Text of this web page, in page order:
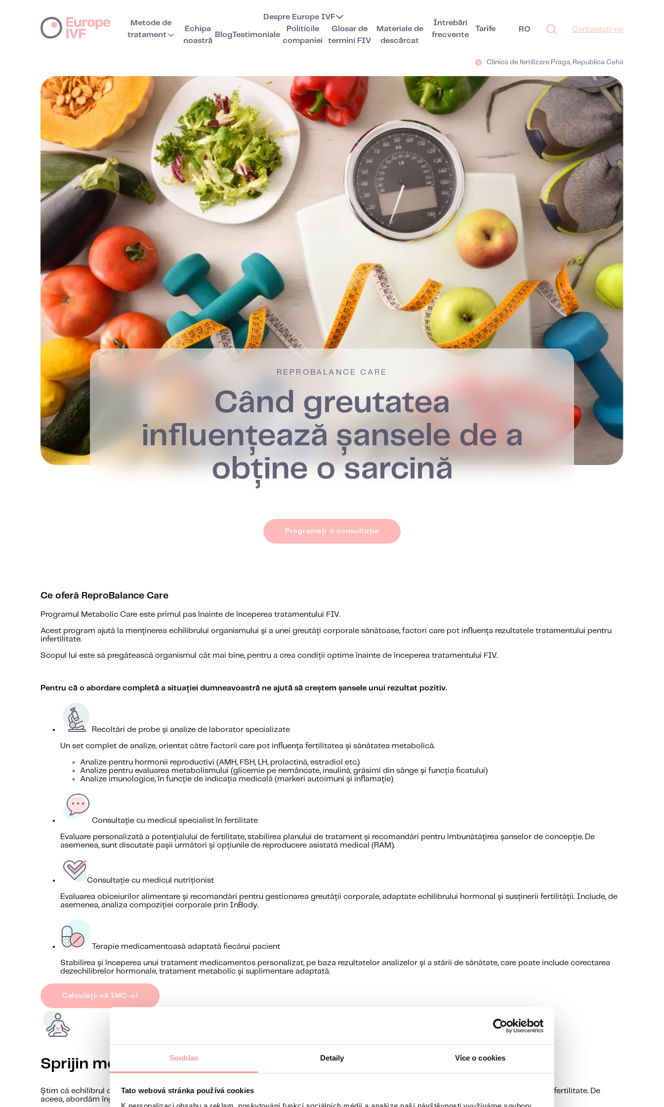
Souhlas Detaily Více o cookies
Tato webová stránka používá cookies
Metode de
tratament
Despre Europe IVF
Echipa
noastră
BlogTestimoniale
Politicile
companiei
Glosar de
termini FIV
Materiale de
descărcat
Întrebări
frecvente
Tarife RO Contactați-ne
Clinică de fertilizare Praga, Republica Cehă
REPROBALANCE CARE
Când greutatea
influențează șansele de a
obține o sarcină
Programați o consultație
Ce oferă ReproBalance Care
Programul Metabolic Care este primul pas înainte de începerea tratamentului FIV.
Acest program ajută la menținerea echilibrului organismului și a unei greutăți corporale sănătoase, factori care pot influența rezultatele tratamentului pentru
infertilitate.
Scopul lui este să pregătească organismul cât mai bine, pentru a crea condiții optime înainte de începerea tratamentului FIV.
Pentru că o abordare completă a situației dumneavoastră ne ajută să creștem șansele unui rezultat pozitiv.
Recoltări de probe și analize de laborator specializate
Un set complet de analize, orientat către factorii care pot influența fertilitatea și sănătatea metabolică.
Analize pentru hormonii reproductivi (AMH, FSH, LH, prolactină, estradiol etc.)
Analize pentru evaluarea metabolismului (glicemie pe nemâncate, insulină, grăsimi din sânge și funcția ficatului)
Analize imunologice, în funcție de indicația medicală (markeri autoimuni și inflamație)
Consultație cu medicul specialist în fertilitate
Evaluare personalizată a potențialului de fertilitate, stabilirea planului de tratament și recomandări pentru îmbunătățirea șanselor de concepție. De
asemenea, sunt discutate pașii următori și opțiunile de reproducere asistată medical (RAM).
Consultație cu medicul nutriționist
Evaluarea obiceiurilor alimentare și recomandări pentru gestionarea greutății corporale, adaptate echilibrului hormonal și susținerii fertilității. Include, de
asemenea, analiza compoziției corporale prin InBody.
Terapie medicamentoasă adaptată fiecărui pacient
Stabilirea și începerea unui tratament medicamentos personalizat, pe baza rezultatelor analizelor și a stării de sănătate, care poate include corectarea
dezechilibrelor hormonale, tratament metabolic și suplimentare adaptată.
Calculați-vă IMC-ul
Sprijin metabolic pentru fertilitate
Știm că echilibrul organismului, echilibrul hormonal și starea metabolică pot influența semnificativ șansele de succes ale tratamentului de infertilitate. De
aceea, abordăm îngrijirea pacienților într-un mod integrat, care ia în considerare toți acești factori.